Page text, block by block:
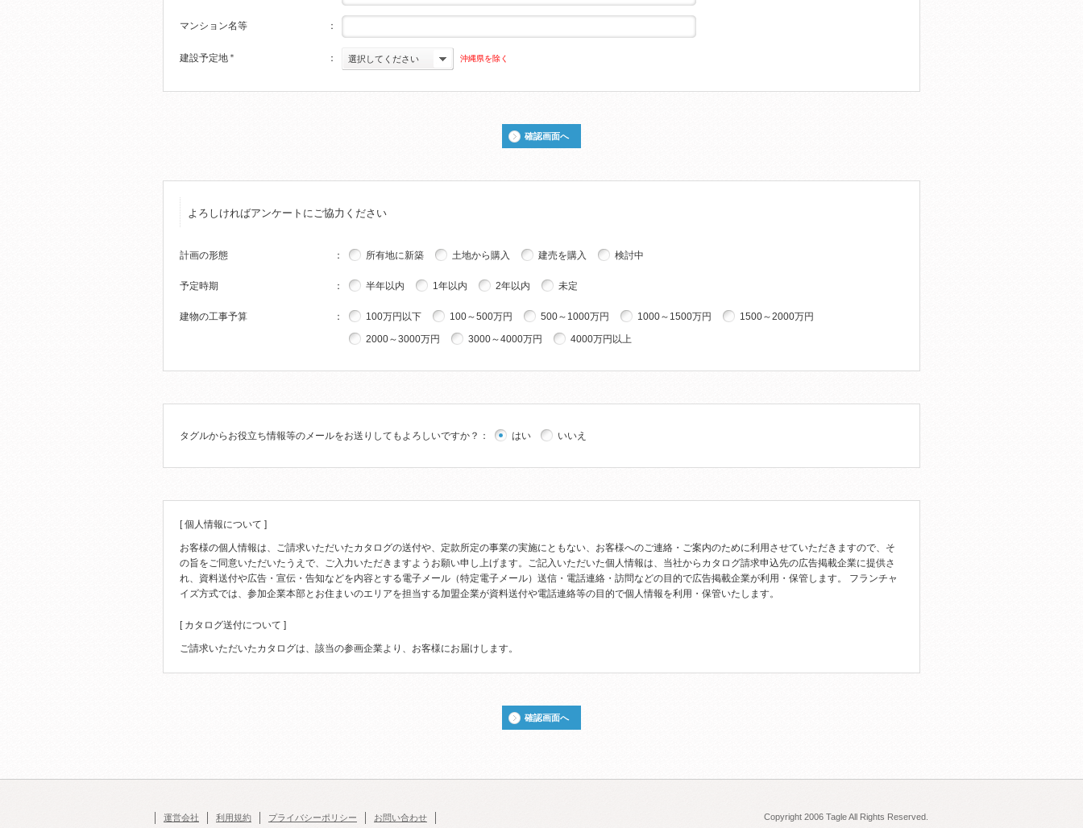
マンション名等 ：
建設予定地 ＊ ： 選択してください 沖縄県を除く
確認画面へ
よろしければアンケートにご協力ください
計画の形態 ： 所有地に新築 土地から購入 建売を購入 検討中
予定時期 ： 半年以内 1年以内 2年以内 未定
建物の工事予算 ： 100万円以下 100～500万円 500～1000万円 1000～1500万円
1500～2000万円
2000～3000万円
3000～4000万円 4000万円以上
タグルからお役立ち情報等のメールをお送りしてもよろしいですか？ ： はい いいえ
[ 個人情報について ]
お客様の個人情報は、ご請求いただいたカタログの送付や、定款所定の事業の実施にともない、お客様へのご連絡・ご案内のために利用させていただきますので、そ
の旨をご同意いただいたうえで、ご入力いただきますようお願い申し上げます。ご記入いただいた個人情報は、当社からカタログ請求申込先の広告掲載企業に提供さ
れ、資料送付や広告・宣伝・告知などを内容とする電子メール（特定電子メール）送信・電話連絡・訪問などの目的で広告掲載企業が利用・保管します。 フランチャ
イズ方式では、参加企業本部とお住まいのエリアを担当する加盟企業が資料送付や電話連絡等の目的で個人情報を利用・保管いたします。
[ カタログ送付について ]
ご請求いただいたカタログは、該当の参画企業より、お客様にお届けします。
確認画面へ
運営会社 利用規約 プライバシーポリシー お問い合わせ Copyright 2006 Tagle All Rights Reserved.